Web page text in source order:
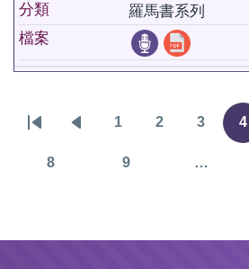
分類
羅馬書系列
檔案
Pagination
page
面
1 2 3 4
8 9 …